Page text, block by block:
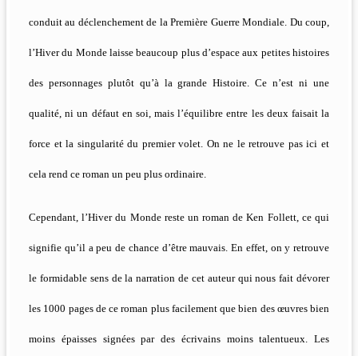
conduit au déclenchement de la Première Guerre Mondiale. Du coup,
l’Hiver du Monde laisse beaucoup plus d’espace aux petites histoires
des personnages plutôt qu’à la grande Histoire. Ce n’est ni une
qualité, ni un défaut en soi, mais l’équilibre entre les deux faisait la
force et la singularité du premier volet. On ne le retrouve pas ici et
cela rend ce roman un peu plus ordinaire.
Cependant, l’Hiver du Monde reste un roman de Ken Follett, ce qui
signifie qu’il a peu de chance d’être mauvais. En effet, on y retrouve
le formidable sens de la narration de cet auteur qui nous fait dévorer
les 1000 pages de ce roman plus facilement que bien des œuvres bien
moins épaisses signées par des écrivains moins talentueux. Les